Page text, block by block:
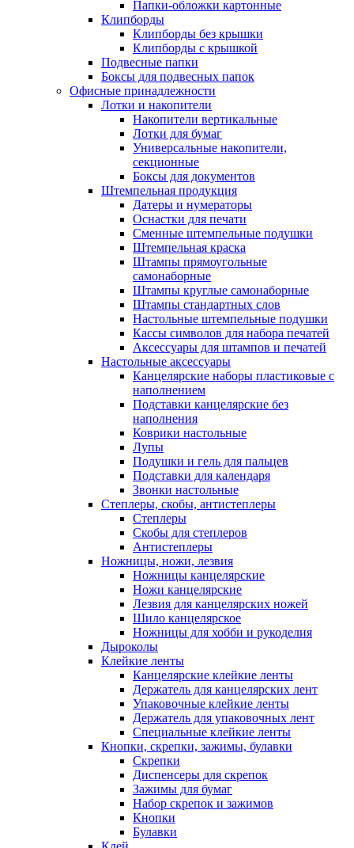
Папки-обложки картонные
Клипборды
Клипборды без крышки
Клипборды с крышкой
Подвесные папки
Боксы для подвесных папок
Офисные принадлежности
Лотки и накопители
Накопители вертикальные
Лотки для бумаг
Универсальные накопители,
секционные
Боксы для документов
Штемпельная продукция
Датеры и нумераторы
Оснастки для печати
Сменные штемпельные подушки
Штемпельная краска
Штампы прямоугольные
самонаборные
Штампы круглые самонаборные
Штампы стандартных слов
Настольные штемпельные подушки
Кассы символов для набора печатей
Аксессуары для штампов и печатей
Настольные аксессуары
Канцелярские наборы пластиковые с
наполнением
Подставки канцелярские без
наполнения
Коврики настольные
Лупы
Подушки и гель для пальцев
Подставки для календаря
Звонки настольные
Степлеры, скобы, антистеплеры
Степлеры
Скобы для степлеров
Антистеплеры
Ножницы, ножи, лезвия
Ножницы канцелярские
Ножи канцелярские
Лезвия для канцелярских ножей
Шило канцелярское
Ножницы для хобби и рукоделия
Дыроколы
Клейкие ленты
Канцелярские клейкие ленты
Держатель для канцелярских лент
Упаковочные клейкие ленты
Держатель для упаковочных лент
Специальные клейкие ленты
Кнопки, скрепки, зажимы, булавки
Скрепки
Диспенсеры для скрепок
Зажимы для бумаг
Набор скрепок и зажимов
Кнопки
Булавки